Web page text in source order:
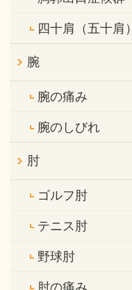
四十肩（五十肩）
腕
腕の痛み
腕のしびれ
肘
ゴルフ肘
テニス肘
野球肘
肘の痛み